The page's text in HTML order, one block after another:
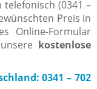
telefonisch (0341 –
Preis in
Online-Formular
kostenlose
0341 – 702